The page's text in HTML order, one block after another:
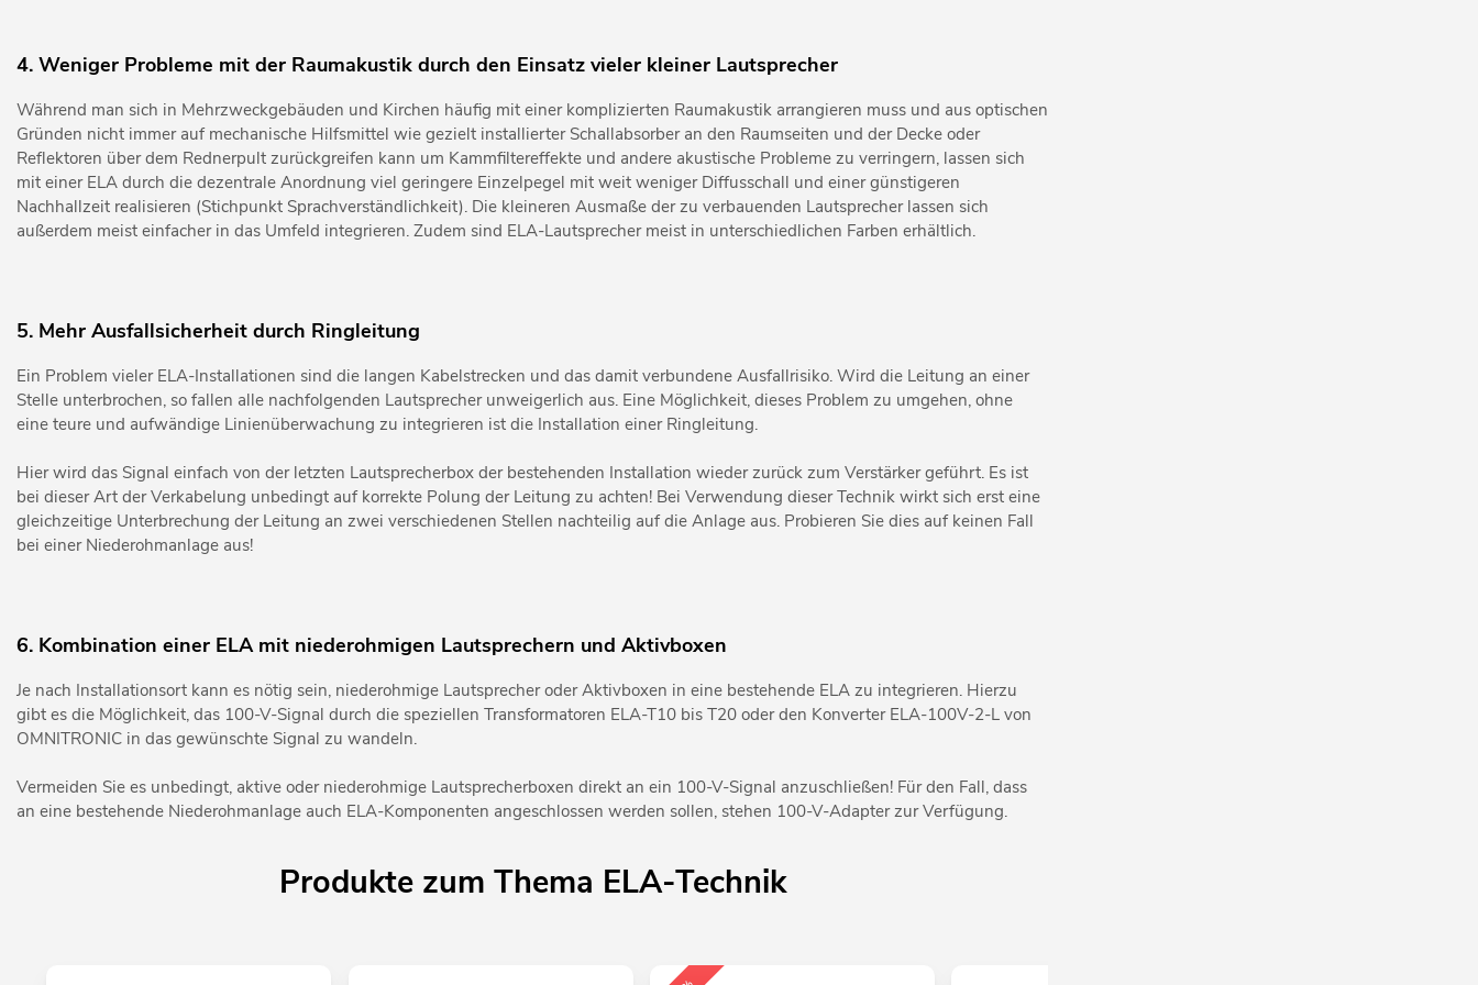
4. Weniger Probleme mit der Raumakustik durch den Einsatz vieler kleiner Lautsprecher
Während man sich in Mehrzweckgebäuden und Kirchen häufig mit einer komplizierten Raumakustik arrangieren muss und aus optischen
Gründen nicht immer auf mechanische Hilfsmittel wie gezielt installierter Schallabsorber an den Raumseiten und der Decke oder
Reflektoren über dem Rednerpult zurückgreifen kann um Kammfiltereffekte und andere akustische Probleme zu verringern, lassen sich
mit einer ELA durch die dezentrale Anordnung viel geringere Einzelpegel mit weit weniger Diffusschall und einer günstigeren
Nachhallzeit realisieren (Stichpunkt Sprachverständlichkeit). Die kleineren Ausmaße der zu verbauenden Lautsprecher lassen sich
außerdem meist einfacher in das Umfeld integrieren. Zudem sind ELA-Lautsprecher meist in unterschiedlichen Farben erhältlich.
5. Mehr Ausfallsicherheit durch Ringleitung
Ein Problem vieler ELA-Installationen sind die langen Kabelstrecken und das damit verbundene Ausfallrisiko. Wird die Leitung an einer
Stelle unterbrochen, so fallen alle nachfolgenden Lautsprecher unweigerlich aus. Eine Möglichkeit, dieses Problem zu umgehen, ohne
eine teure und aufwändige Linienüberwachung zu integrieren ist die Installation einer Ringleitung.
Hier wird das Signal einfach von der letzten Lautsprecherbox der bestehenden Installation wieder zurück zum Verstärker geführt. Es ist
bei dieser Art der Verkabelung unbedingt auf korrekte Polung der Leitung zu achten! Bei Verwendung dieser Technik wirkt sich erst eine
gleichzeitige Unterbrechung der Leitung an zwei verschiedenen Stellen nachteilig auf die Anlage aus. Probieren Sie dies auf keinen Fall
bei einer Niederohmanlage aus!
6. Kombination einer ELA mit niederohmigen Lautsprechern und Aktivboxen
Je nach Installationsort kann es nötig sein, niederohmige Lautsprecher oder Aktivboxen in eine bestehende ELA zu integrieren. Hierzu
gibt es die Möglichkeit, das 100-V-Signal durch die speziellen Transformatoren ELA-T10 bis T20 oder den Konverter ELA-100V-2-L von
OMNITRONIC in das gewünschte Signal zu wandeln.
Vermeiden Sie es unbedingt, aktive oder niederohmige Lautsprecherboxen direkt an ein 100-V-Signal anzuschließen! Für den Fall, dass
an eine bestehende Niederohmanlage auch ELA-Komponenten angeschlossen werden sollen, stehen 100-V-Adapter zur Verfügung.
Produkte zum Thema ELA-Technik